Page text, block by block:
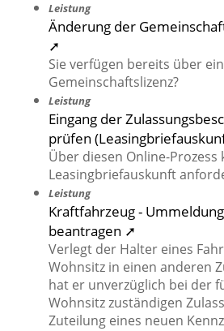
Leistung
Änderung der
➚
Sie verfügen bereits über
Gemeinschaftslizenz?
Leistung
Eingang der
prüfen
Über diesen Online-Prozess
Leasingbriefauskunft
Leistung
Kraftfahrzeug -
beantragen ➚
Verlegt der Halter eines
Wohnsitz in einen anderen
hat er unverzüglich bei der
Wohnsitz zuständigen
Zuteilung eines neuen